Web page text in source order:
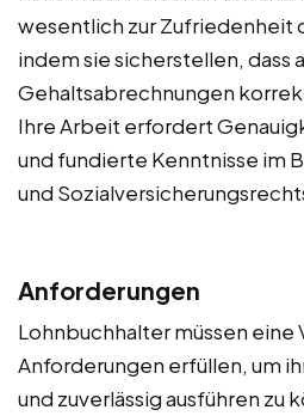
wesentlich zur Zufriedenheit
indem sie sicherstellen, dass
Gehaltsabrechnungen
Ihre Arbeit erfordert
und fundierte Kenntnisse im
und
Anforderungen
Lohnbuchhalter müssen eine
Anforderungen erfüllen, um
und zuverlässig ausführen zu